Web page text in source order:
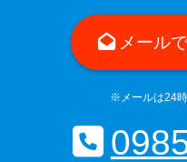
メール
※メールは24